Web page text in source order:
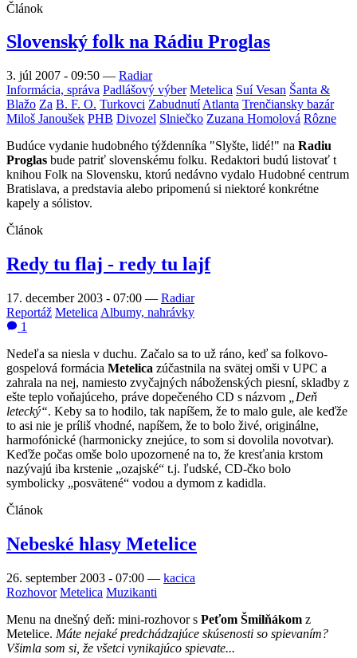
Článok
Slovenský folk na Rádiu Proglas
3. júl 2007 - 09:50 — Radiar
Informácia, správa Padlášový výber Metelica Suí Vesan Šanta &
Blažo Za B. F. O. Turkovci Zabudnutí Atlanta Trenčiansky bazár
Miloš Janoušek PHB Divozel Slniečko Zuzana Homolová Rôzne
Budúce vydanie hudobného týždenníka "Slyšte, lidé!" na Radiu
Proglas bude patriť slovenskému folku. Redaktori budú listovať t
knihou Folk na Slovensku, ktorú nedávno vydalo Hudobné centrum
Bratislava, a predstavia alebo pripomenú si niektoré konkrétne
kapely a sólistov.
Článok
Redy tu flaj - redy tu lajf
17. december 2003 - 07:00 — Radiar
Reportáž Metelica Albumy, nahrávky
1
Nedeľa sa niesla v duchu. Začalo sa to už ráno, keď sa folkovo-
gospelová formácia Metelica zúčastnila na svätej omši v UPC a
zahrala na nej, namiesto zvyčajných náboženských piesní, skladby z
ešte teplo voňajúceho, práve dopečeného CD s názvom
„Deň
letecký“. Keby sa to hodilo, tak napíšem, že to malo gule, ale keďže
to asi nie je príliš vhodné, napíšem, že to bolo živé, originálne,
harmofónické (harmonicky znejúce, to som si dovolila novotvar).
Keďže počas omše bolo upozornené na to, že kresťania krstom
nazývajú iba krstenie „ozajské“ t.j. ľudské, CD-čko bolo
symbolicky „posvätené“ vodou a dymom z kadidla.
Článok
Nebeské hlasy Metelice
26. september 2003 - 07:00 — kacica
Rozhovor Metelica Muzikanti
Menu na dnešný deň: mini-rozhovor s Peťom Šmilňákom z
Metelice. Máte nejaké predchádzajúce skúsenosti so spievaním?
Všimla som si, že všetci vynikajúco spievate...